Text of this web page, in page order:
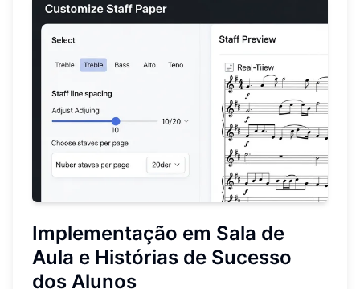
Implementação em Sala de
Aula e Histórias de Sucesso
dos Alunos